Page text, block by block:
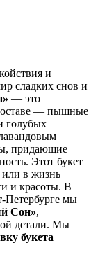
и
сладких снов и
— это
— пышные
голубых
придающие
Этот букет
или в жизнь
и красоты. В
Петербурге мы
Сон»,
детали. Мы
букета